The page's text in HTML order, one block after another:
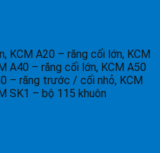
KCM A20 – răng cối lớn, KCM
A40 – răng cối lớn, KCM A50
– răng trước / cối nhỏ, KCM
SK1 – bộ 115 khuôn